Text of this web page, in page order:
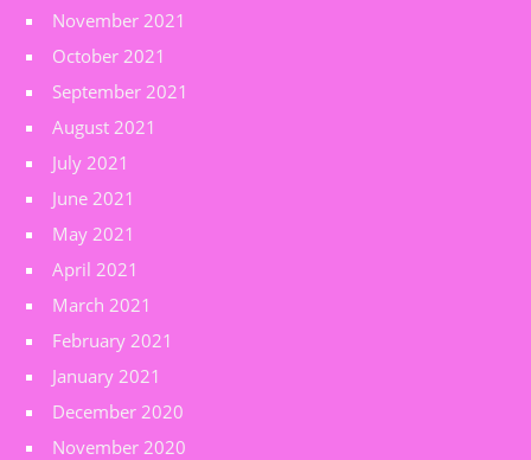
November 2021
October 2021
September 2021
August 2021
July 2021
June 2021
May 2021
April 2021
March 2021
February 2021
January 2021
December 2020
November 2020